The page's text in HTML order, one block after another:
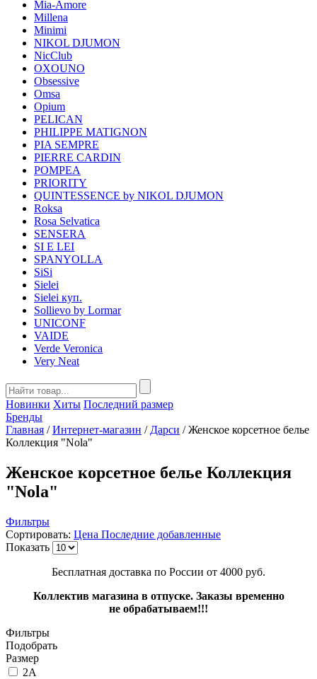
Mia-Amore
Millena
Minimi
NIKOL DJUMON
NicClub
OXOUNO
Obsessive
Omsa
Opium
PELICAN
PHILIPPE MATIGNON
PIA SEMPRE
PIERRE CARDIN
POMPEA
PRIORITY
QUINTESSENCE by NIKOL DJUMON
Roksa
Rosa Selvatica
SENSERA
SI E LEI
SPANYOLLA
SiSi
Sielei
Sielei куп.
Sollievo by Lormar
UNICONF
VAIDE
Verde Veronica
Very Neat
Новинки Хиты Последний размер
Бренды
Главная / Интернет-магазин / Дарси /Женское корсетное белье
Коллекция "Nola"
Женское корсетное белье Коллекция
"Nola"
Фильтры
Сортировать: Цена Последние добавленные
Показать
Бесплатная доставка по России от 4000 руб.
Коллектив магазина в отпуске. Заказы временно
не обрабатываем!!!
Фильтры
Подобрать
Размер
2A